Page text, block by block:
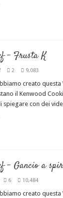
– Frusta K
2 9,083
creato questa
il Kenwood
con dei
Gancio a
6 10,484
creato questa